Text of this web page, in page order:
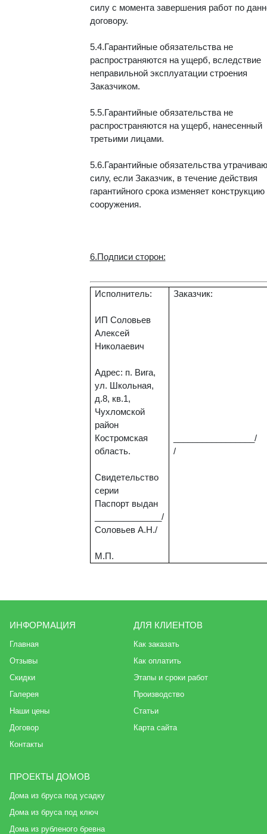
силу с момента завершения работ по
договору.
5.4.Гарантийные обязательства не
распространяются на ущерб, вследствие
неправильной эксплуатации строения
Заказчиком.
5.5.Гарантийные обязательства не
распространяются на ущерб, нанесенный
третьими лицами.
5.6.Гарантийные обязательства
силу, если Заказчик, в течение действия
гарантийного срока изменяет конструкцию
сооружения.
6.Подписи сторон:
Исполнитель:
ИП Соловьев
Алексей
Николаевич
Адрес: п. Вига,
ул. Школьная,
д.8, кв.1,
Чухломской
район
Костромская
область.
Свидетельство
серии
Паспорт выдан
______________/
Соловьев А.Н./
М.П.
Заказчик:
/
ИНФОРМАЦИЯ
Главная
Отзывы
Скидки
Галерея
Наши цены
Договор
Контакты
ДЛЯ КЛИЕНТОВ
Как заказать
Как оплатить
Этапы и сроки работ
Производство
Статьи
Карта сайта
ПРОЕКТЫ ДОМОВ
Дома из бруса под усадку
Дома из бруса под ключ
Дома из рубленого бревна